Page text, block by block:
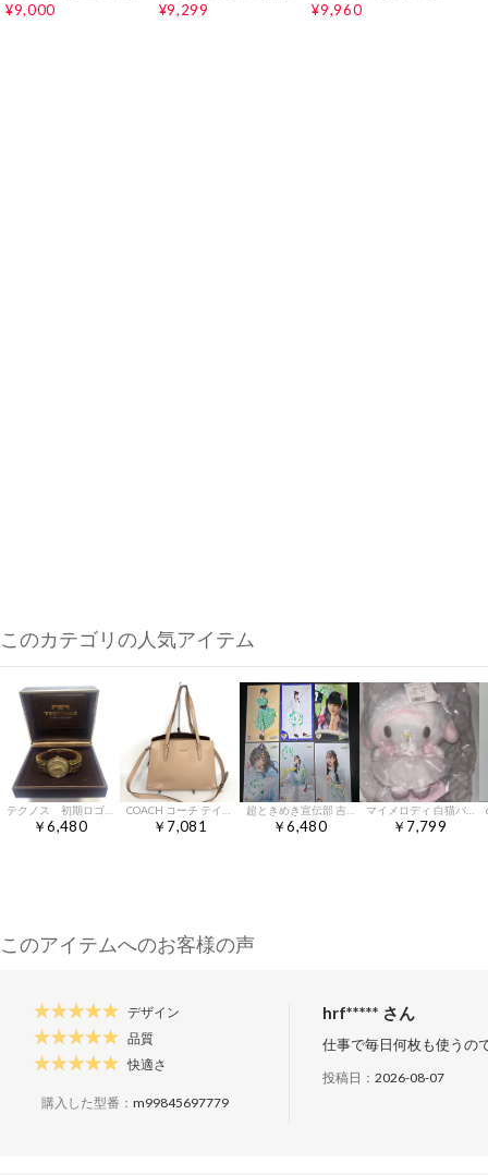
¥9,000 ¥9,299 ¥9,960
このカテゴリの人気アイテム
テクノス 初期ロゴ 手巻き 稼働品 当時物
￥6,480 ￥7,081 ￥6,480
マイメロディ 白猫バレリーナ ぬいぐるみ
￥7,799
このアイテムへのお客様の声
デザイン
品質
快適さ
購入した型番： m99845697779
hrf***** さん
仕事で毎日何枚も使うの
投稿日： 2026-08-07